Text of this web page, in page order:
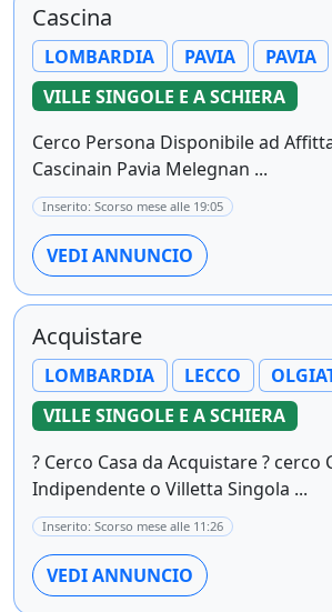
Cascina
LOMBARDIA PAVIA
PAVIA
VILLE SINGOLE E A SCHIERA
Cerco Persona Disponibile ad
Cascinain Pavia Melegnan ...
Inserito: Scorso mese alle 19:05
VEDI ANNUNCIO
Acquistare
LOMBARDIA LECCO
VILLE SINGOLE E A SCHIERA
? Cerco Casa da Acquistare ? cerco
Indipendente o Villetta Singola ...
Inserito: Scorso mese alle 11:26
VEDI ANNUNCIO